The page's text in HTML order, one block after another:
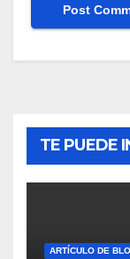
TE PUEDE
ARTÍCULO DE